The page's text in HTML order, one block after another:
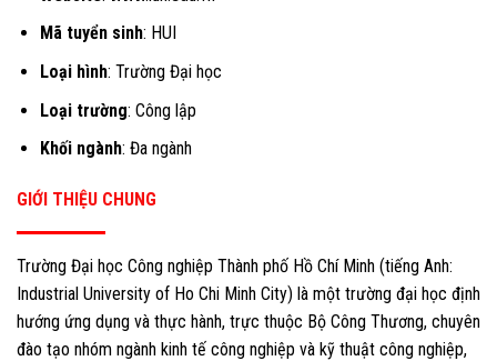
Mã tuyển sinh: HUI
Loại hình: Trường Đại học
Loại trường: Công lập
Khối ngành: Đa ngành
GIỚI THIỆU CHUNG
Trường Đại học Công nghiệp Thành phố Hồ Chí Minh (tiếng Anh:
Industrial University of Ho Chi Minh City) là một trường đại học định
hướng ứng dụng và thực hành, trực thuộc Bộ Công Thương, chuyên
đào tạo nhóm ngành kinh tế công nghiệp và kỹ thuật công nghiệp,